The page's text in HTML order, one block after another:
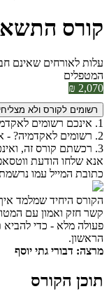
קורס
עלות לאורחים שאינם
המטפלים
2,070 ₪
רשומים לקורס ולא
1. אינכם רשומים לאקדמיה? - אנא בצעו הרשמה.
2. רשומים לאקדמיה? - אנא בצעו התחברות עם אימייל וסיסמא.
3. רכשתם קורס זה, ואינכם מצליחים לצפות בתכנים?
אנא שלחו הודעת
כתובת המייל עמו
הקורס היחיד שמלמד
קשר חזק ואמון עם
פעולה מלא - כדי להביא
הראשון.
מרצה: דבורי גתי יוסף
תוכן הקורס